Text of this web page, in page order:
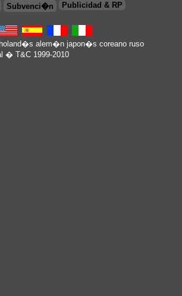
Subvenci�n Publicidad & RP
holand�s alem�n japon�s coreano ruso
� T&C 1999-2010